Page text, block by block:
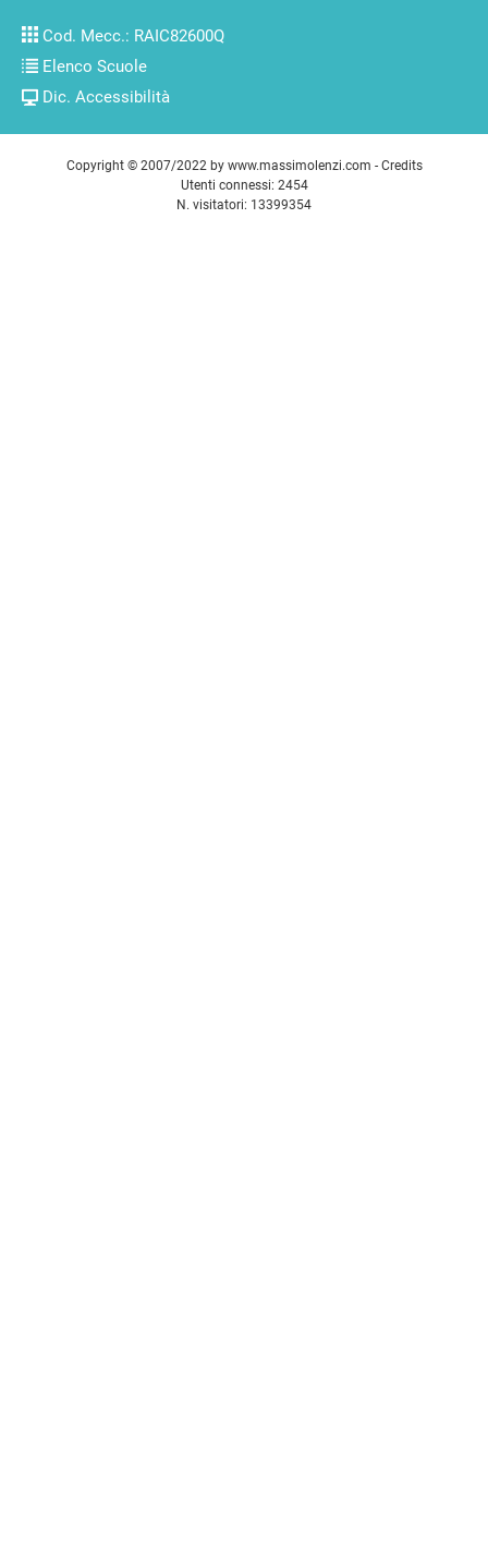
Cod. Mecc.: RAIC82600Q
Elenco Scuole
Dic. Accessibilità
Copyright © 2007/2022 by www.massimolenzi.com - Credits
Utenti connessi: 2454
N. visitatori: 13399354